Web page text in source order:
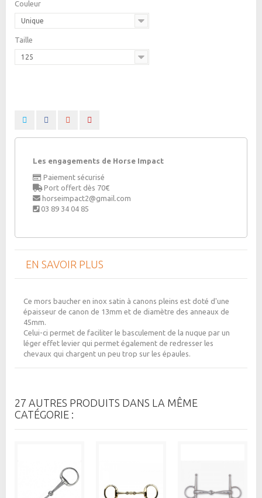
Couleur
Unique
Taille
125
Les engagements de Horse Impact
Paiement sécurisé
Port offert dès 70€
horseimpact2@gmail.com
03 89 34 04 85
EN SAVOIR PLUS
Ce mors baucher en inox satin à canons pleins est doté d'une
épaisseur de canon de 13mm et de diamètre des anneaux de
45mm.
Celui-ci permet de faciliter le basculement de la nuque par un
léger effet levier qui permet également de redresser les
chevaux qui chargent un peu trop sur les épaules.
27 AUTRES PRODUITS DANS LA MÊME
CATÉGORIE :